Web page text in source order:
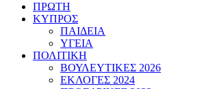
ΠΡΩΤΗ
ΚΥΠΡΟΣ
ΠΑΙΔΕΙΑ
ΥΓΕΙΑ
ΠΟΛΙΤΙΚΗ
ΒΟΥΛΕΥΤΙΚΕΣ 2026
ΕΚΛΟΓΕΣ 2024